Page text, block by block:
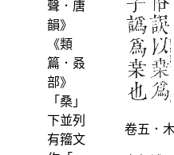
聲．唐
韻》
《類
篇．叒
部》
「桑」
下並列
有籀文
卷五．